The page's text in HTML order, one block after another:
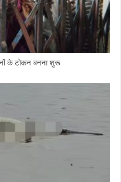
के टोकन बनना शुरू